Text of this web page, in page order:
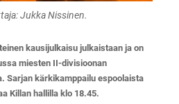
Jukka Nissinen.
kausijulkaisu julkaistaan ja on
miesten II-divisioonan
Sarjan kärkikamppailu espoolaista
Killan hallilla klo 18.45.